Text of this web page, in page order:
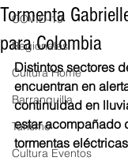
COVID-19
Regionales
Cultura Home
Barranquilla
Turismo
Cultura Eventos
Tormenta
para Colombia
Distintos sectores
encuentran en
continuidad en
estar acompañado
tormentas